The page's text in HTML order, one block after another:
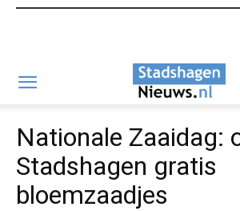
Nationale Zaaidag:
Stadshagen gratis
bloemzaadjes